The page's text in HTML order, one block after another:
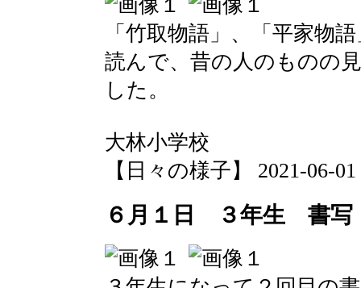
「竹取物語」、「平家物
読んで、昔の人のものの
した。
大林小学校
【日々の様子】 2021-06-
６月１日 ３年生 書写